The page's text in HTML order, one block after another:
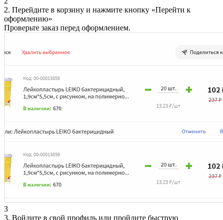
2. Перейдите в корзину и нажмите кнопку «Перейти к
оформлению»
Проверьте заказ перед оформлением.
3
3. Войдите в свой профиль или пройдите быструю